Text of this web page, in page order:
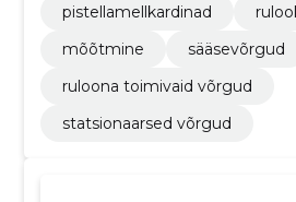
pistellamellkardinad
mõõtmine
sääsevõrgud
ruloona toimivaid võrgud
statsionaarsed võrgud